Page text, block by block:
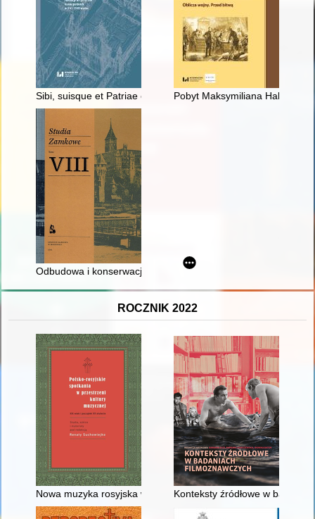
Sibi, suisque et Patriae ornamento : fundacje artystyczne
Pobyt Maksymiliana
Odbudowa i konserwacja zamku w Malborku w latach 1961-
ROCZNIK 2022
Nowa muzyka rosyjska w oczach polskiej krytyki muzycznej
Konteksty źródłowe w